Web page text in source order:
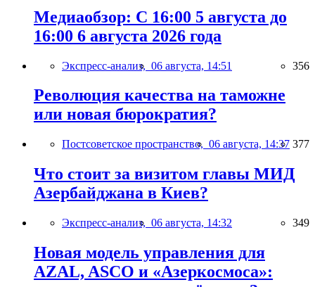
Медиаобзор: С 16:00 5 августа до
16:00 6 августа 2026 года
Экспресс-анализ, 06 августа, 14:51 356
Революция качества на таможне
или новая бюрократия?
Постсоветское пространство, 06 августа, 14:37 377
Что стоит за визитом главы МИД
Азербайджана в Киев?
Экспресс-анализ, 06 августа, 14:32 349
Новая модель управления для
AZAL, ASCO и «Азеркосмоса»: